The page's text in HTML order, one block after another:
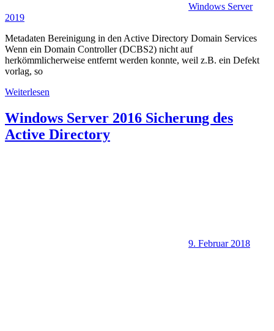
Windows Server
2019
Metadaten Bereinigung in den Active Directory Domain Services
Wenn ein Domain Controller (DCBS2) nicht auf
herkömmlicherweise entfernt werden konnte, weil z.B. ein Defekt
vorlag, so
Weiterlesen
Windows Server 2016 Sicherung des
Active Directory
9. Februar 2018